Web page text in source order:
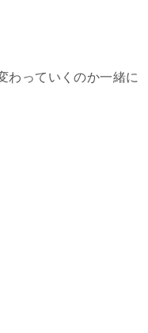
わっていくのか一緒に